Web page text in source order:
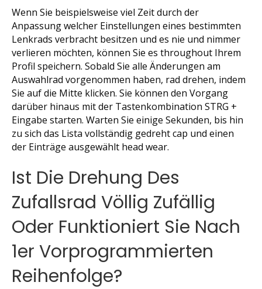
Wenn Sie beispielsweise viel Zeit durch der
Anpassung welcher Einstellungen eines bestimmten
Lenkrads verbracht besitzen und es nie und nimmer
verlieren möchten, können Sie es throughout Ihrem
Profil speichern. Sobald Sie alle Änderungen am
Auswahlrad vorgenommen haben, rad drehen, indem
Sie auf die Mitte klicken. Sie können den Vorgang
darüber hinaus mit der Tastenkombination STRG +
Eingabe starten. Warten Sie einige Sekunden, bis hin
zu sich das Lista vollständig gedreht cap und einen
der Einträge ausgewählt head wear.
Ist Die Drehung Des
Zufallsrad Völlig Zufällig
Oder Funktioniert Sie Nach
1er Vorprogrammierten
Reihenfolge?